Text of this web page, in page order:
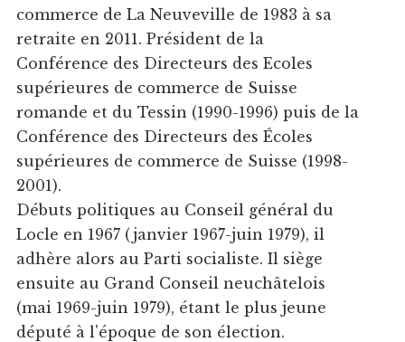
commerce de La Neuveville de 1983 à sa
retraite en 2011. Président de la
Conférence des Directeurs des Ecoles
supérieures de commerce de Suisse
romande et du Tessin (1990-1996) puis de la
Conférence des Directeurs des Écoles
supérieures de commerce de Suisse (1998-
2001).
Débuts politiques au Conseil général du
Locle en 1967 (janvier 1967-juin 1979), il
adhère alors au Parti socialiste. Il siège
ensuite au Grand Conseil neuchâtelois
(mai 1969-juin 1979), étant le plus jeune
député à l'époque de son élection.